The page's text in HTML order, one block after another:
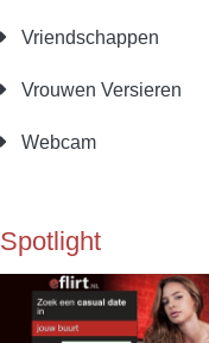
Vriendschappen
Vrouwen Versieren
Webcam
Spotlight